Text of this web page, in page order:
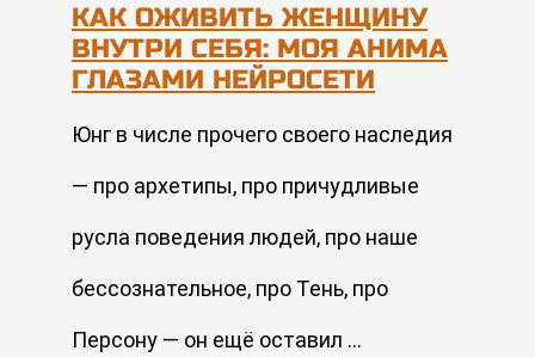
КАК ОЖИВИТЬ ЖЕНЩИНУ
ВНУТРИ СЕБЯ: МОЯ АНИМА
ГЛАЗАМИ НЕЙРОСЕТИ
Юнг в числе прочего своего наследия
— про архетипы, про причудливые
русла поведения людей, про наше
бессознательное, про Тень, про
Персону — он ещё оставил …